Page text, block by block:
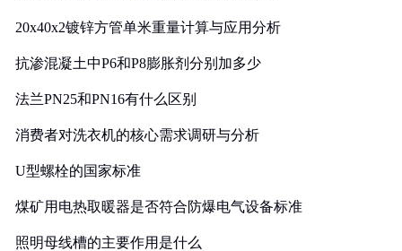
20x40x2镀锌方管单米重量计算与应用分析
抗渗混凝土中P6和P8膨胀剂分别加多少
法兰PN25和PN16有什么区别
消费者对洗衣机的核心需求调研与分析
U型螺栓的国家标准
煤矿用电热取暖器是否符合防爆电气设备标准
照明母线槽的主要作用是什么